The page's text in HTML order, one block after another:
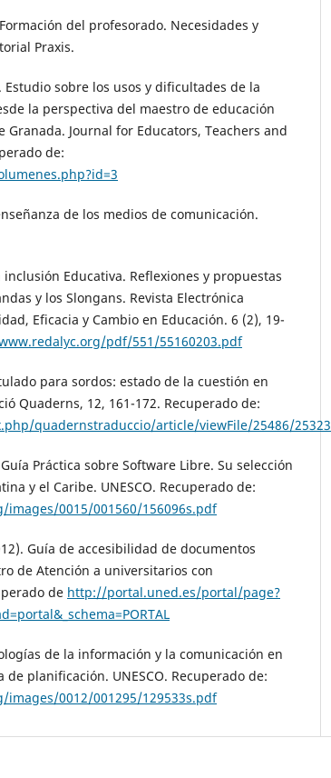
del profesorado. Necesidades y
Praxis.
Estudio sobre los usos y dificultades de la
la perspectiva del maestro de educación
Journal for Educators, Teachers and
de:
de los medios de comunicación.
inclusión Educativa. Reflexiones y propuestas
y los Slongans. Revista Electrónica
Eficacia y Cambio en Educación. 6 (2), 19-
pdf/551/55160203.pdf
para sordos: estado de la cuestión en
Quaderns, 12, 161-172. Recuperado de:
quadernstraduccio/article/viewFile/25486/25323
Práctica sobre Software Libre. Su selección
y el Caribe. UNESCO. Recuperado de:
0015/001560/156096s.pdf
Guía de accesibilidad de documentos
de Atención a universitarios con
de http://portal.uned.es/portal/page?
de la información y la comunicación en
planificación. UNESCO. Recuperado de:
0012/001295/129533s.pdf